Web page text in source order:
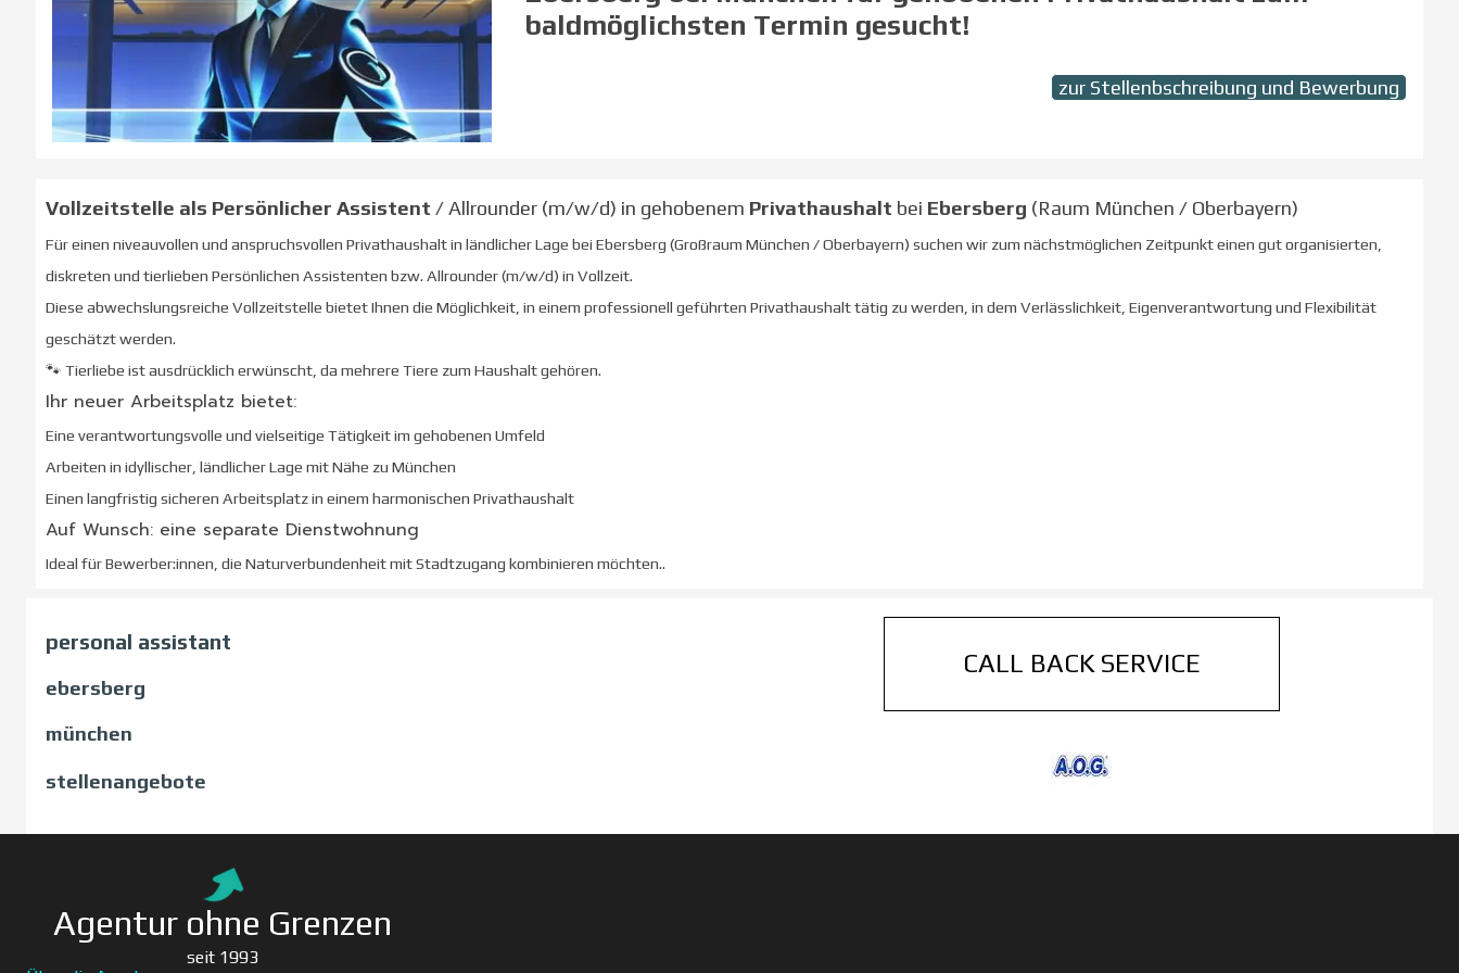
baldmöglichsten Termin gesucht!
zur Stellenbschreibung und Bewerbung
Vollzeitstelle als Persönlicher Assistent / Allrounder (m/w/d) in gehobenem Privathaushalt bei Ebersberg (Raum München / Oberbayern)
Für einen niveauvollen und anspruchsvollen Privathaushalt in ländlicher Lage bei Ebersberg (Großraum München / Oberbayern) suchen wir zum nächstmöglichen Zeitpunkt einen gut organisierten,
diskreten und tierlieben Persönlichen Assistenten bzw. Allrounder (m/w/d) in Vollzeit.
Diese abwechslungsreiche Vollzeitstelle bietet Ihnen die Möglichkeit, in einem professionell geführten Privathaushalt tätig zu werden, in dem Verlässlichkeit, Eigenverantwortung und Flexibilität
geschätzt werden.
🐾 Tierliebe ist ausdrücklich erwünscht, da mehrere Tiere zum Haushalt gehören.
Ihr neuer Arbeitsplatz bietet:
Eine verantwortungsvolle und vielseitige Tätigkeit im gehobenen Umfeld
Arbeiten in idyllischer, ländlicher Lage mit Nähe zu München
Einen langfristig sicheren Arbeitsplatz in einem harmonischen Privathaushalt
Auf Wunsch: eine separate Dienstwohnung
Ideal für Bewerber:innen, die Naturverbundenheit mit Stadtzugang kombinieren möchten..
CALL BACK SERVICE
personal assistant
ebersberg
münchen
stellenangebote
Agentur ohne Grenzen
seit 1993